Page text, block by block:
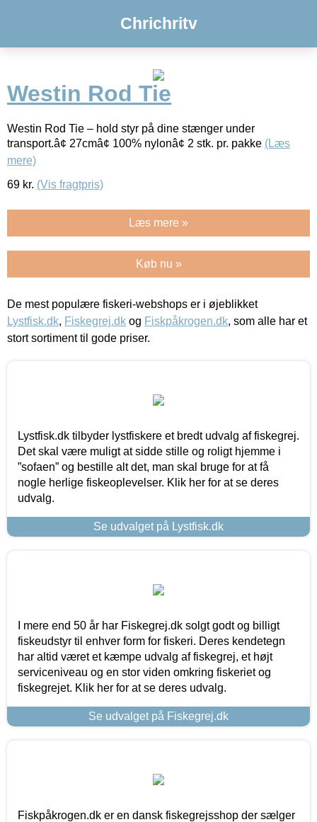
Chrichritv
Westin Rod Tie
Westin Rod Tie – hold styr på dine stænger under
transport.â¢ 27cmâ¢ 100% nylonâ¢ 2 stk. pr. pakke (Læs
mere)
69 kr. (Vis fragtpris)
Læs mere »
Køb nu »
De mest populære fiskeri-webshops er i øjeblikket
Lystfisk.dk, Fiskegrej.dk og Fiskpåkrogen.dk, som alle har et
stort sortiment til gode priser.
Lystfisk.dk tilbyder lystfiskere et bredt udvalg af fiskegrej.
Det skal være muligt at sidde stille og roligt hjemme i
”sofaen” og bestille alt det, man skal bruge for at få
nogle herlige fiskeoplevelser. Klik her for at se deres
udvalg.
Se udvalget på Lystfisk.dk
I mere end 50 år har Fiskegrej.dk solgt godt og billigt
fiskeudstyr til enhver form for fiskeri. Deres kendetegn
har altid været et kæmpe udvalg af fiskegrej, et højt
serviceniveau og en stor viden omkring fiskeriet og
fiskegrejet. Klik her for at se deres udvalg.
Se udvalget på Fiskegrej.dk
Fiskpåkrogen.dk er en dansk fiskegrejsshop der sælger